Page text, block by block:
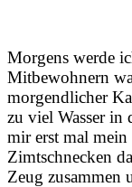
Morgens werde
Mitbewohnern
morgendlicher
zu viel Wasser in
mir erst mal mein
Zimtschnecken
Zeug